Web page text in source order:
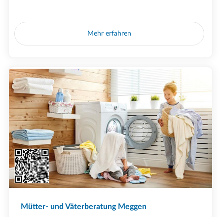
Mehr erfahren
Mütter- und Väterberatung Meggen